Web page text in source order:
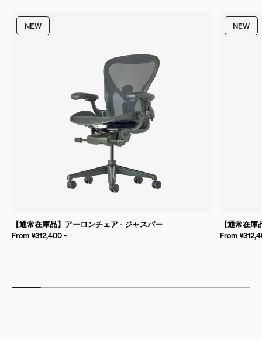
NEW
【通常在庫品】アーロンチェア - ジャスパー
From ¥312,400 ~
NEW
【通常在
From